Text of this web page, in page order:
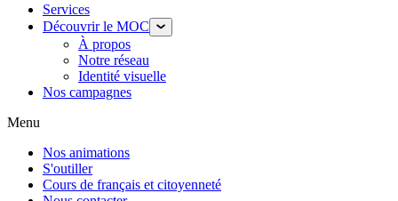
Services
Découvrir le MOC
À propos
Notre réseau
Identité visuelle
Nos campagnes
Menu
Nos animations
S'outiller
Cours de français et citoyenneté